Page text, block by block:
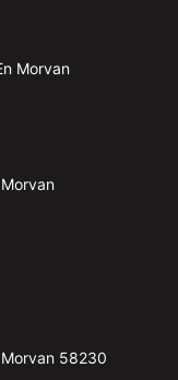
Morvan
58230